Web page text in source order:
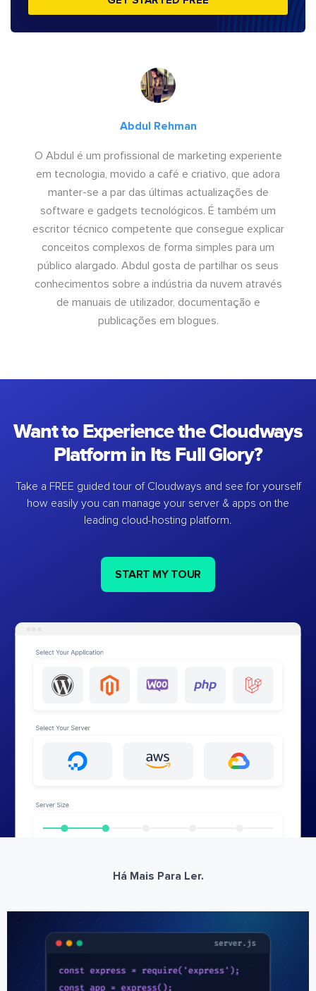
Abdul Rehman
O Abdul é um profissional de marketing experiente
em tecnologia, movido a café e criativo, que adora
manter-se a par das últimas actualizações de
software e gadgets tecnológicos. É também um
escritor técnico competente que consegue explicar
conceitos complexos de forma simples para um
público alargado. Abdul gosta de partilhar os seus
conhecimentos sobre a indústria da nuvem através
de manuais de utilizador, documentação e
publicações em blogues.
Want to Experience the Cloudways
Platform in Its Full Glory?
Take a FREE guided tour of Cloudways and see for yourself
how easily you can manage your server & apps on the
leading cloud-hosting platform.
START MY TOUR
Há Mais Para Ler.